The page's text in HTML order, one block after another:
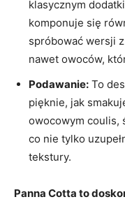
klasycznym
komponuje się
spróbować wersji
nawet owoców,
Podawanie: To
pięknie, jak
owocowym coulis,
co nie tylko
tekstury.
Panna Cotta to